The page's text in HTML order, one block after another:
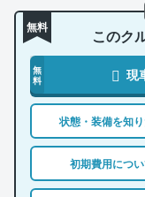
無料 このク
無
料
現
状態・装備を知
初期費用につ